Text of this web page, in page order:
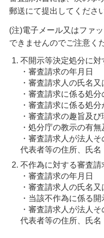
郵送にて提出してください
(注)電子メール又はファ
できませんのでご注意く
不開示等決定処分に対
・審査請求の年月日
・審査請求人の氏名
・審査請求に係る処分
・審査請求に係る処
・審査請求の趣旨及び
・処分庁の教示の有
・審査請求人が法人
代表者等の住所、氏名
不作為に対する審査請
・審査請求の年月日
・審査請求人の氏名
・当該不作為に係る
・審査請求人が法人
代表者等の住所、氏名